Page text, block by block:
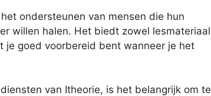
ondersteunen van mensen die hun
willen halen. Het biedt zowel lesmateriaal
je goed voorbereid bent wanneer je het
van Itheorie, is het belangrijk om te